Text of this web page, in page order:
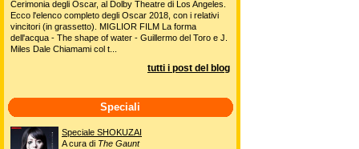
Cerimonia degli Oscar, al Dolby Theatre di Los Angeles.
Ecco l'elenco completo degli Oscar 2018, con i relativi
vincitori (in grassetto). MIGLIOR FILM La forma
dell'acqua - The shape of water - Guillermo del Toro e J.
Miles Dale Chiamami col t...
tutti i post del blog
Speciali
Speciale SHOKUZAI
A cura di The Gaunt